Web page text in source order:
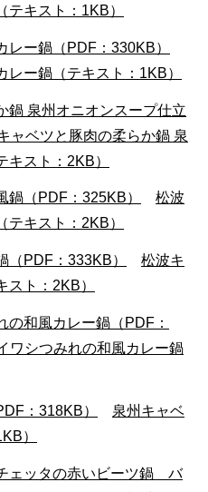
テキスト：1KB）
レー鍋（PDF：330KB）
ー鍋（テキスト：1KB）
鍋 泉州オニオンスープ仕立
ャベツと豚肉の柔らか鍋 泉
スト：2KB）
鍋（PDF：325KB）
松波
テキスト：2KB）
（PDF：333KB）
松波キ
スト：2KB）
の和風カレー鍋（PDF：
ワシつみれの和風カレー鍋
：318KB）
泉州キャベ
）
ェッタの赤いビーツ鍋 バ